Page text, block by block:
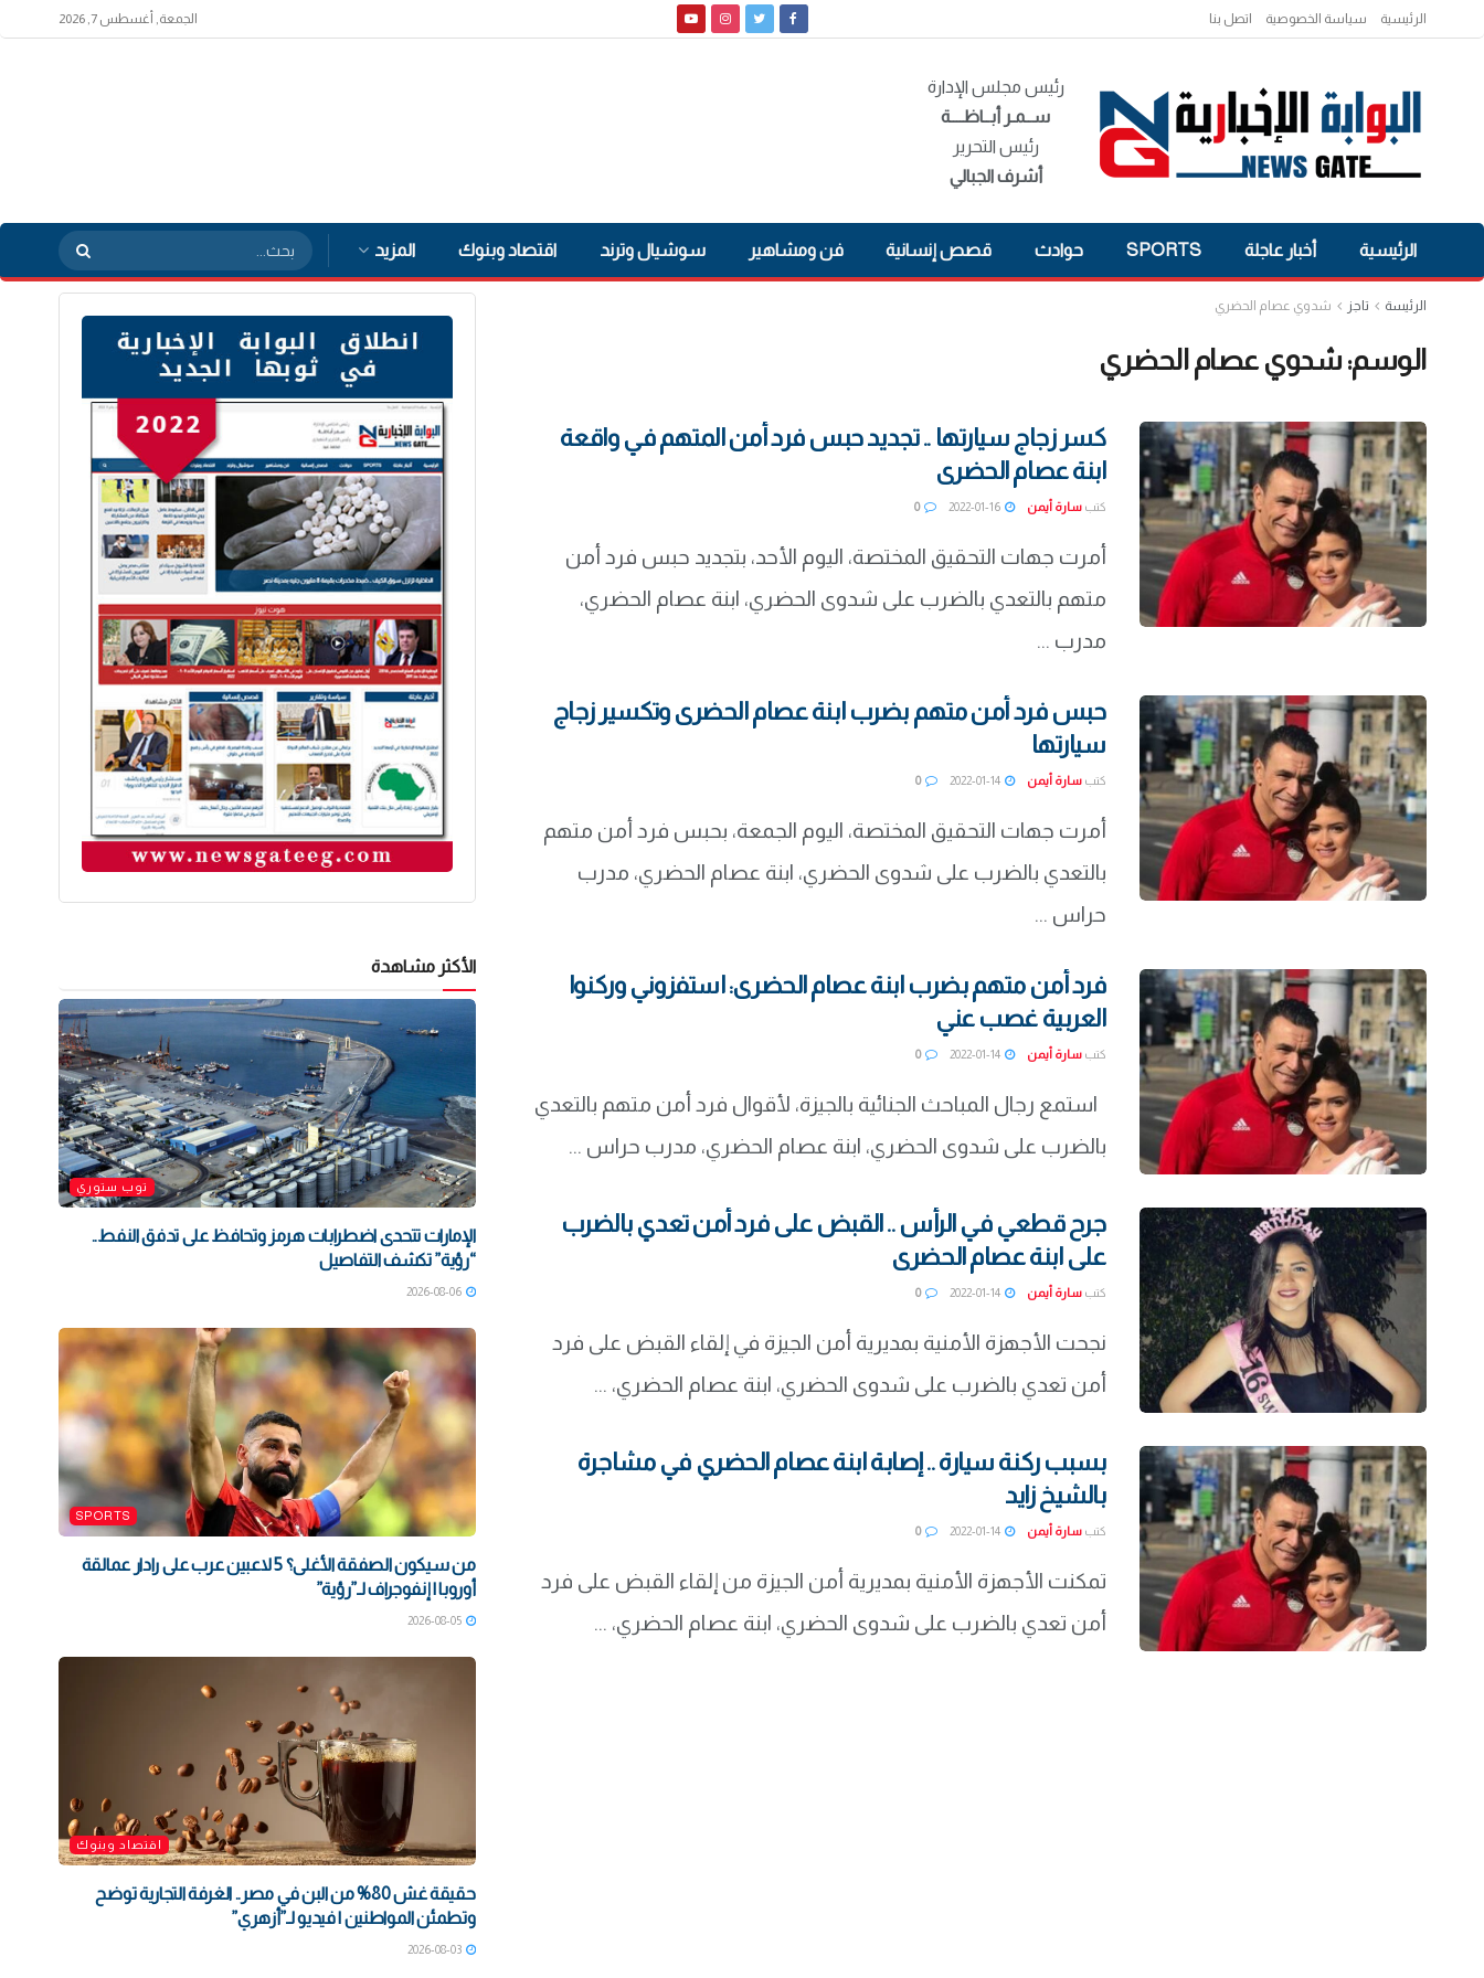
الرئيسية سياسة الخصوصية اتصل بنا الجمعة, أغسطس 7, 2026
رئيس مجلس الإدارة
ســمـر أبــاظــــة
رئيس التحرير
أشرف الجبالي
الرئيسية أخبار عاجلة SPORTS حوادث قصص إنسانية فن ومشاهير سوشيال وترند اقتصاد وبنوك المزيد
الرئيسة تاجز شدوي عصام الحضري
الوسم: شدوي عصام الحضري
كسر زجاج سيارتها .. تجديد حبس فرد أمن المتهم في واقعة
ابنة عصام الحضرى
كتب سارة أيمن 2022-01-16
0
أمرت جهات التحقيق المختصة، اليوم الأحد، بتجديد حبس فرد أمن
متهم بالتعدي بالضرب على شدوى الحضري، ابنة عصام الحضري،
مدرب ...
حبس فرد أمن متهم بضرب ابنة عصام الحضرى وتكسير زجاج
سيارتها
كتب سارة أيمن 2022-01-14
0
أمرت جهات التحقيق المختصة، اليوم الجمعة، بحبس فرد أمن متهم
بالتعدي بالضرب على شدوى الحضري، ابنة عصام الحضري، مدرب
حراس ...
فرد أمن متهم بضرب ابنة عصام الحضرى: استفزوني وركنوا
العربية غصب عني
كتب سارة أيمن 2022-01-14
0
استمع رجال المباحث الجنائية بالجيزة، لأقوال فرد أمن متهم بالتعدي
بالضرب على شدوى الحضري، ابنة عصام الحضري، مدرب حراس ...
جرح قطعي في الرأس .. القبض على فرد أمن تعدي بالضرب
على ابنة عصام الحضرى
كتب سارة أيمن 2022-01-14
0
نجحت الأجهزة الأمنية بمديرية أمن الجيزة في إلقاء القبض على فرد
أمن تعدي بالضرب على شدوى الحضري، ابنة عصام الحضري، ...
بسبب ركنة سيارة .. إصابة ابنة عصام الحضري في مشاجرة
بالشيخ زايد
كتب سارة أيمن 2022-01-14
0
تمكنت الأجهزة الأمنية بمديرية أمن الجيزة من إلقاء القبض على فرد
أمن تعدي بالضرب على شدوى الحضري، ابنة عصام الحضري، ...
الأكثر مشاهدة
توب ستوري
الإمارات تتحدى اضطرابات هرمز وتحافظ على تدفق النفط..
“رؤية” تكشف التفاصيل
2026-08-06
SPORTS
من سيكون الصفقة الأغلى؟ 5 لاعبين عرب على رادار عمالقة
أوروبا | إنفوجراف لـ”رؤية”
2026-08-05
اقتصاد وبنوك
حقيقة غش 80% من البن في مصر.. الغرفة التجارية توضح
وتطمئن المواطنين | فيديو لـ”أزهري”
2026-08-03